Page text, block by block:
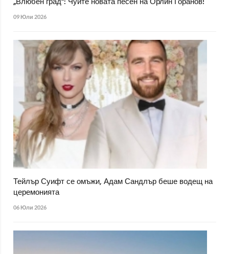
09 Юли 2026
Тейлър Суифт се омъжи, Адам Сандлър беше водещ на
церемонията
06 Юли 2026